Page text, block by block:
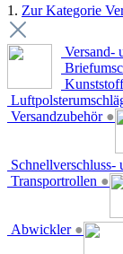
1. Zur Kategorie
Versand-
Versandzubehör ●
Schnellverschluss-
Transportrollen ●
Abwickler ●